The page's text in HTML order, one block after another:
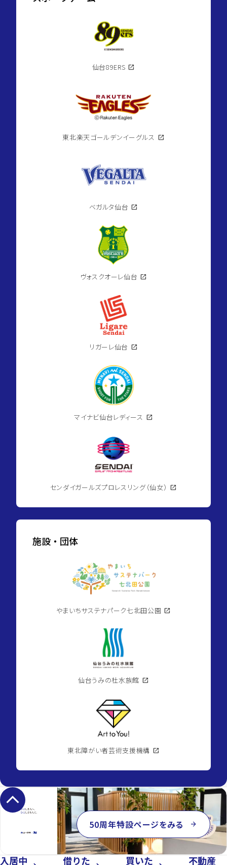
仙台89ERS open_in_new
東北楽天ゴールデンイーグルス open_in_new
ベガルタ仙台 open_in_new
ヴォスクオーレ仙台 open_in_new
リガーレ仙台 open_in_new
マイナビ仙台レディース open_in_new
センダイガールズプロレスリング（仙女） open_in_new
施設・団体
やまいちサステナパーク七北田公園 open_in_new
仙台うみの杜水族館 open_in_new
東北障がい者芸術支援機構 open_in_new
keyboard_arrow_up
50周年特設ページをみる arrow_forward
入居中
借りた
買いた
不動産